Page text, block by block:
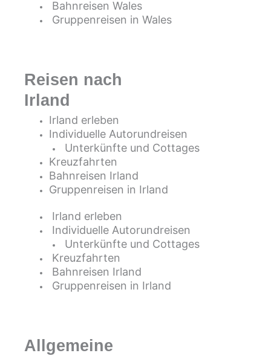
Bahnreisen Wales
Gruppenreisen in Wales
Reisen nach
Irland
Irland erleben
Individuelle Autorundreisen
Unterkünfte und Cottages
Kreuzfahrten
Bahnreisen Irland
Gruppenreisen in Irland
Irland erleben
Individuelle Autorundreisen
Unterkünfte und Cottages
Kreuzfahrten
Bahnreisen Irland
Gruppenreisen in Irland
Allgemeine